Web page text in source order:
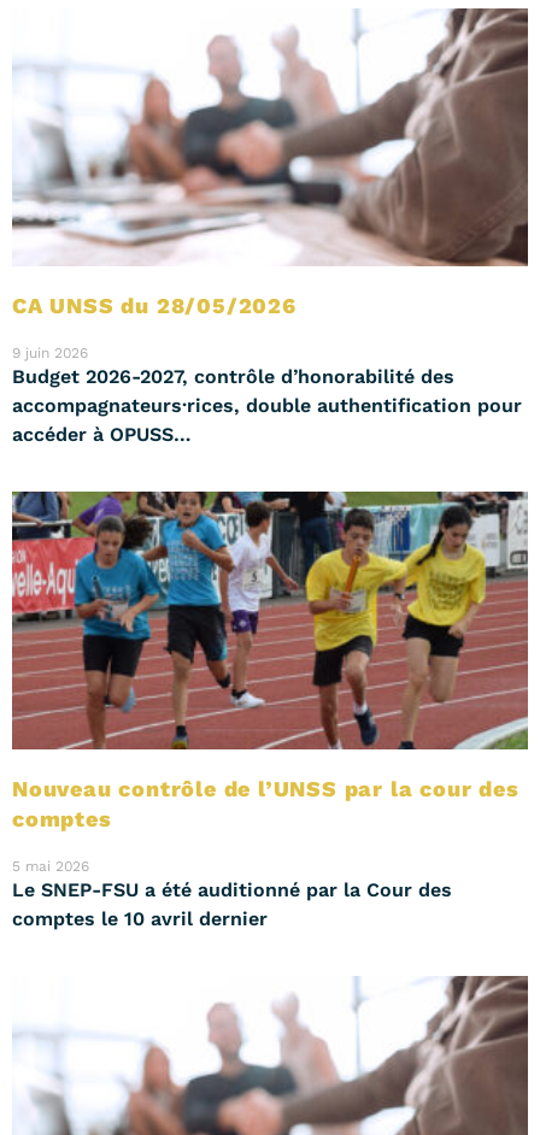
CA UNSS du 28/05/2026
9 juin 2026
Budget 2026-2027, contrôle d’honorabilité des
accompagnateurs·rices, double authentification pour
accéder à OPUSS…
Nouveau contrôle de l’UNSS par la cour des
comptes
5 mai 2026
Le SNEP-FSU a été auditionné par la Cour des
comptes le 10 avril dernier